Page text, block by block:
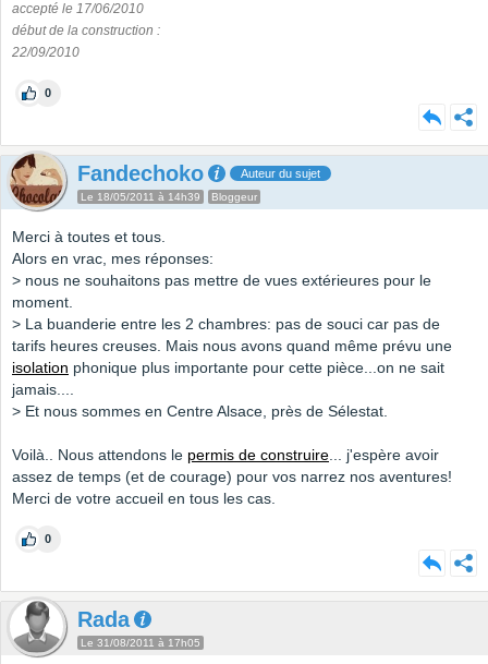
accepté le 17/06/2010
début de la construction :
22/09/2010
0
Fandechoko Auteur du sujet
Le 18/05/2011 à 14h39 Bloggeur
Merci à toutes et tous.
Alors en vrac, mes réponses:
> nous ne souhaitons pas mettre de vues extérieures pour le
moment.
> La buanderie entre les 2 chambres: pas de souci car pas de
tarifs heures creuses. Mais nous avons quand même prévu une
isolation phonique plus importante pour cette pièce...on ne sait
jamais....
> Et nous sommes en Centre Alsace, près de Sélestat.
Voilà.. Nous attendons le permis de construire... j'espère avoir
assez de temps (et de courage) pour vos narrez nos aventures!
Merci de votre accueil en tous les cas.
0
Rada
Le 31/08/2011 à 17h05